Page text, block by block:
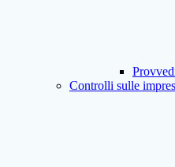
Controlli sulle